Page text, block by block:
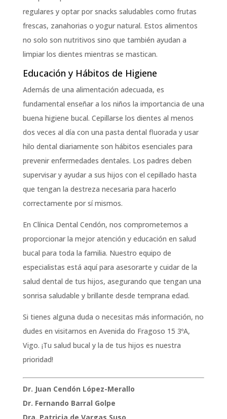
regulares y optar por snacks saludables como frutas
frescas, zanahorias o yogur natural. Estos alimentos
no solo son nutritivos sino que también ayudan a
limpiar los dientes mientras se mastican.
Educación y Hábitos de Higiene
Además de una alimentación adecuada, es
fundamental enseñar a los niños la importancia de una
buena higiene bucal. Cepillarse los dientes al menos
dos veces al día con una pasta dental fluorada y usar
hilo dental diariamente son hábitos esenciales para
prevenir enfermedades dentales. Los padres deben
supervisar y ayudar a sus hijos con el cepillado hasta
que tengan la destreza necesaria para hacerlo
correctamente por sí mismos.
En Clínica Dental Cendón, nos comprometemos a
proporcionar la mejor atención y educación en salud
bucal para toda la familia. Nuestro equipo de
especialistas está aquí para asesorarte y cuidar de la
salud dental de tus hijos, asegurando que tengan una
sonrisa saludable y brillante desde temprana edad.
Si tienes alguna duda o necesitas más información, no
dudes en visitarnos en Avenida do Fragoso 15 3ºA,
Vigo. ¡Tu salud bucal y la de tus hijos es nuestra
prioridad!
Dr. Juan Cendón López-Merallo
Dr. Fernando Barral Golpe
Dra. Patricia de Vargas Suso